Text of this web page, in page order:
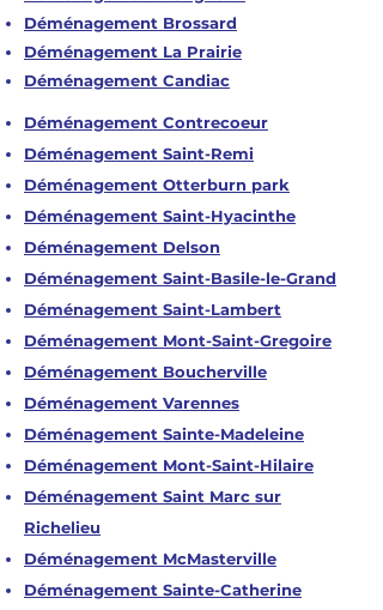
Déménagement Brossard
Déménagement La Prairie
Déménagement Candiac
Déménagement Contrecoeur
Déménagement Saint-Remi
Déménagement Otterburn park
Déménagement Saint-Hyacinthe
Déménagement Delson
Déménagement Saint-Basile-le-Grand
Déménagement Saint-Lambert
Déménagement Mont-Saint-Gregoire
Déménagement Boucherville
Déménagement Varennes
Déménagement Sainte-Madeleine
Déménagement Mont-Saint-Hilaire
Déménagement Saint Marc sur
Richelieu
Déménagement McMasterville
Déménagement Sainte-Catherine